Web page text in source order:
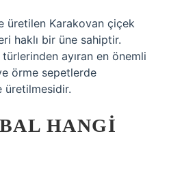
üretilen Karakovan çiçek
haklı bir üne sahiptir.
ayıran en önemli
örme sepetlerde
üretilmesidir.
HANGI